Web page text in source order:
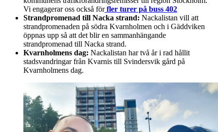
Vi engagerar oss också förfler turer på buss 402
Strandpromenad till Nacka strand: Nackalistan vill att
strandpromenaden på södra Kvarnholmen och i Gäddviken
öppnas upp så att det blir en sammanhängande
strandpromenad till Nacka strand.
Kvarnholmens dag: Nackalistan har två år i rad hållit
stadsvandringar från Kvarnis till Svindersvik gård på
Kvarnholmens dag.